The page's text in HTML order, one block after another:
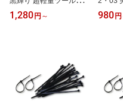
ダー スイングタイプ
1,280 円 ～
ツール
プ
980 円